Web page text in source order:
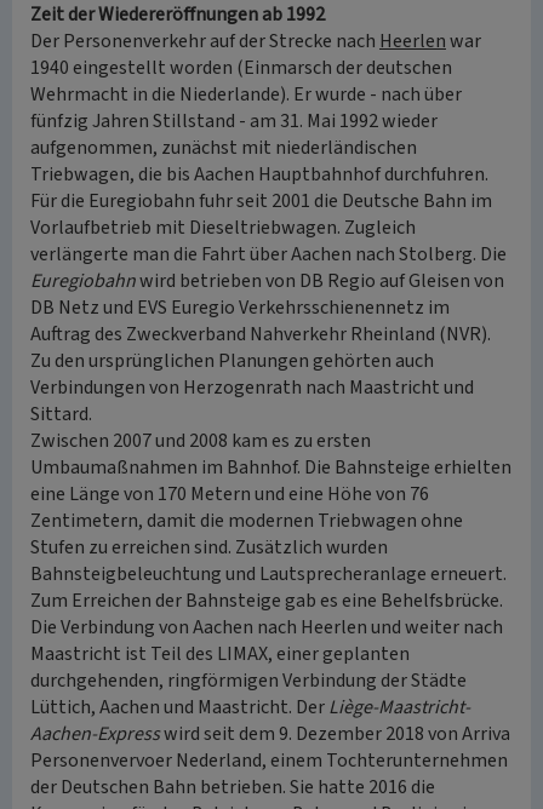
Zeit der Wiedereröffnungen ab 1992
Der Personenverkehr auf der Strecke nach Heerlenwar
1940 eingestellt worden (Einmarsch der deutschen
Wehrmacht in die Niederlande). Er wurde - nach über
fünfzig Jahren Stillstand - am 31. Mai 1992 wieder
aufgenommen, zunächst mit niederländischen
Triebwagen, die bis Aachen Hauptbahnhof durchfuhren.
Für die Euregiobahn fuhr seit 2001 die Deutsche Bahn im
Vorlaufbetrieb mit Dieseltriebwagen. Zugleich
verlängerte man die Fahrt über Aachen nach Stolberg. Die
Euregiobahnwird betrieben von DB Regio auf Gleisen von
DB Netz und EVS Euregio Verkehrsschienennetz im
Auftrag des Zweckverband Nahverkehr Rheinland (NVR).
Zu den ursprünglichen Planungen gehörten auch
Verbindungen von Herzogenrath nach Maastricht und
Sittard.
Zwischen 2007 und 2008 kam es zu ersten
Umbaumaßnahmen im Bahnhof. Die Bahnsteige erhielten
eine Länge von 170 Metern und eine Höhe von 76
Zentimetern, damit die modernen Triebwagen ohne
Stufen zu erreichen sind. Zusätzlich wurden
Bahnsteigbeleuchtung und Lautsprecheranlage erneuert.
Zum Erreichen der Bahnsteige gab es eine Behelfsbrücke.
Die Verbindung von Aachen nach Heerlen und weiter nach
Maastricht ist Teil des LIMAX, einer geplanten
durchgehenden, ringförmigen Verbindung der Städte
Lüttich, Aachen und Maastricht. DerLiège-Maastricht-
Aachen-Expresswird seit dem 9. Dezember 2018 von Arriva
Personenvervoer Nederland, einem Tochterunternehmen
der Deutschen Bahn betrieben. Sie hatte 2016 die